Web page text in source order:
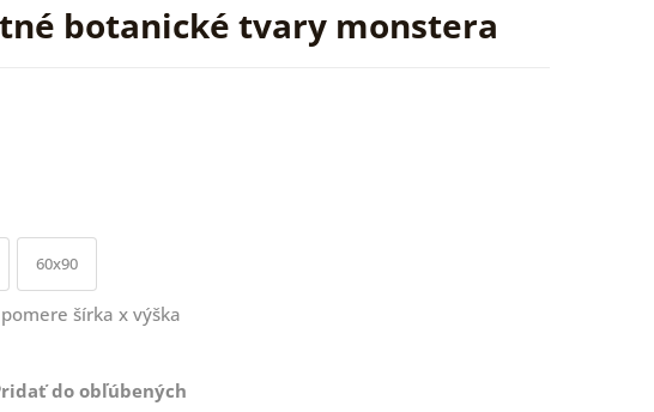
botanické tvary monstera
60x90
šírka x výška
do obľúbených